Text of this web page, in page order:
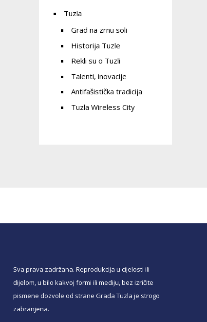
Tuzla
Grad na zrnu soli
Historija Tuzle
Rekli su o Tuzli
Talenti, inovacije
Antifašistička tradicija
Tuzla Wireless City
Sva prava zadržana. Reprodukcija u cijelosti ili
dijelom, u bilo kakvoj formi ili mediju, bez izričite
pismene dozvole od strane Grada Tuzla je strogo
zabranjena.